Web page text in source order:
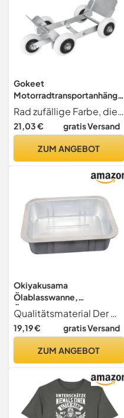
Gokeet
Motorradtransportanhänge
r, Motorradbedarf,
Umzugsgerät,
Professionelle Notfall-
Rad zufällige Farbe, die angegebene Farbe wird nicht akzeptiert
21,03 € gratis Versand
ZUM ANGEBOT
Okiyakusama
Ölablasswanne,
Ölwechselwanne,
auslaufsicherer
Abfalllager-
rechteckige
Motorradbedarf, Weiße
Qualitätsmaterial Der Ölwannenablauf besteht aus hochwertigem PP. Diese Ölwanne ist so konzipiert, dass sie starker Beanspruchung und Abnutzung standhält und eine langfristige Nutzung gewährleistet.
19,19 € gratis Versand
ZUM ANGEBOT